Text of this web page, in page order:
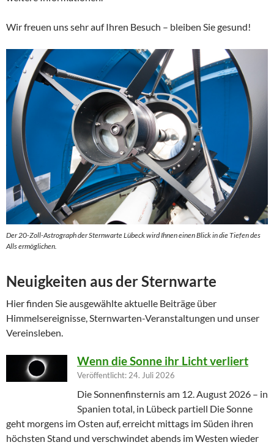
Wir freuen uns sehr auf Ihren Besuch – bleiben Sie gesund!
Der 20-Zoll-Astrograph der Sternwarte Lübeck wird Ihnen einen Blick in die Tiefen des
Alls ermöglichen.
Neuigkeiten aus der Sternwarte
Hier finden Sie ausgewählte aktuelle Beiträge über
Himmelsereignisse, Sternwarten-Veranstaltungen und unser
Vereinsleben.
Wenn die Sonne ihr Licht verliert
Veröffentlicht: 24. Juli 2026
Die Sonnenfinsternis am 12. August 2026 – in
Spanien total, in Lübeck partiell Die Sonne
geht morgens im Osten auf, erreicht mittags im Süden ihren
höchsten Stand und verschwindet abends im Westen wieder